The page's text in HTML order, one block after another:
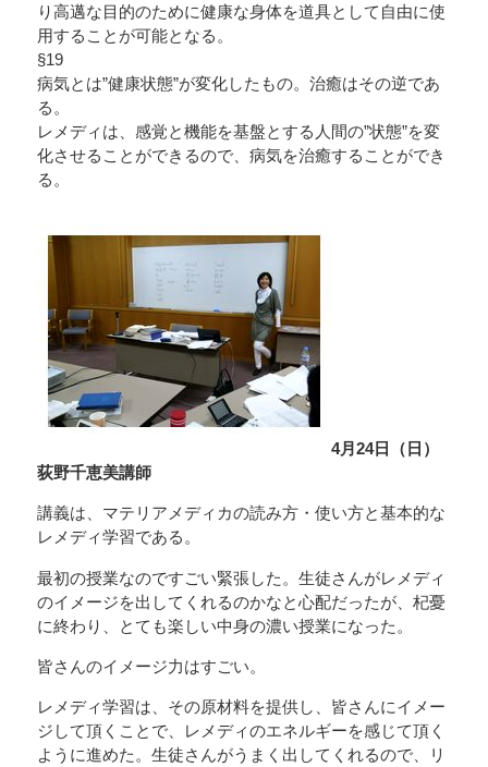
り高邁な目的のために健康な身体を道具として自由に使
用することが可能となる。
§19
病気とは”健康状態”が変化したもの。治癒はその逆であ
る。
レメディは、感覚と機能を基盤とする人間の”状態”を変
化させることができるので、病気を治癒することができ
る。
4月24日（日）
荻野千恵美講師
講義は、マテリアメディカの読み方・使い方と基本的な
レメディ学習である。
最初の授業なのですごい緊張した。生徒さんがレメディ
のイメージを出してくれるのかなと心配だったが、杞憂
に終わり、とても楽しい中身の濃い授業になった。
皆さんのイメージ力はすごい。
レメディ学習は、その原材料を提供し、皆さんにイメー
ジして頂くことで、レメディのエネルギーを感じて頂く
ように進めた。生徒さんがうまく出してくれるので、リ